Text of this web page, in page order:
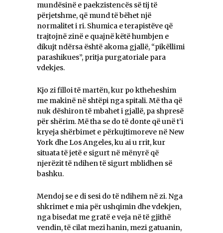
mundësinë e paekzistencës së tij të
përjetshme, që mund të bëhet një
normalitet i ri. Shumica e terapistëve që
trajtojnë zinë e quajnë këtë humbjen e
dikujt ndërsa është akoma gjallë, “pikëllimi
parashikues”, pritja purgatoriale para
vdekjes.
Kjo zi filloi të martën, kur po ktheheshim
me makinë në shtëpi nga spitali. Më tha që
nuk dëshiron të mbahet i gjallë, pa shpresë
për shërim. Më tha se do të donte që unë t’i
kryeja shërbimet e përkujtimoreve në New
York dhe Los Angeles, ku ai u rrit, kur
situata të jetë e sigurt në mënyrë që
njerëzit të ndihen të sigurt mblidhen së
bashku.
Mendoj se e di sesi do të ndihem në zi. Nga
shkrimet e mia për ushqimin dhe vdekjen,
nga bisedat me gratë e veja në të gjithë
vendin, të cilat mezi hanin, mezi gatuanin,